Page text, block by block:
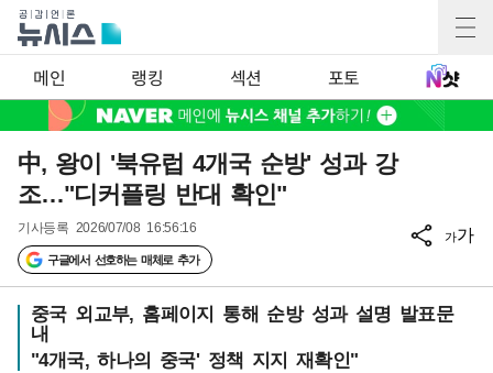
메인 랭킹 섹션 포토
中, 왕이 '북유럽 4개국 순방' 성과 강
조…"디커플링 반대 확인"
기사등록 2026/07/08 16:56:16
구글에서 선호하는 매체로 추가
가가
중국 외교부, 홈페이지 통해 순방 성과 설명 발표문
내
"4개국, 하나의 중국' 정책 지지 재확인"